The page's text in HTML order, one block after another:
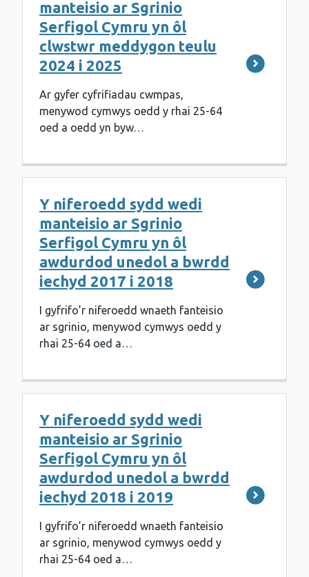
manteisio ar Sgrinio
Serfigol Cymru yn ôl
clwstwr meddygon teulu
2024 i 2025
Ar gyfer cyfrifiadau cwmpas,
menywod cymwys oedd y rhai 25-64
oed a oedd yn byw…
Y niferoedd sydd wedi
manteisio ar Sgrinio
Serfigol Cymru yn ôl
awdurdod unedol a bwrdd
iechyd 2017 i 2018
I gyfrifo’r niferoedd wnaeth fanteisio
ar sgrinio, menywod cymwys oedd y
rhai 25-64 oed a…
Y niferoedd sydd wedi
manteisio ar Sgrinio
Serfigol Cymru yn ôl
awdurdod unedol a bwrdd
iechyd 2018 i 2019
I gyfrifo’r niferoedd wnaeth fanteisio
ar sgrinio, menywod cymwys oedd y
rhai 25-64 oed a…